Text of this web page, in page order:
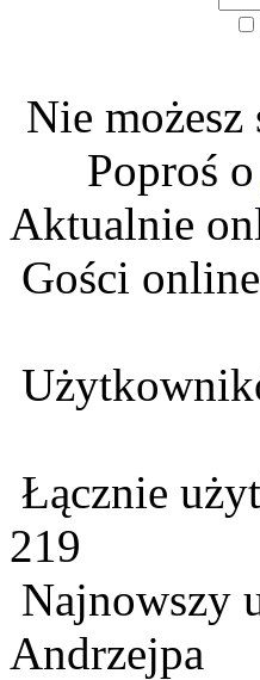
Nie możesz
Poproś o
Aktualnie
Gości
Łącznie
219
Najnowszy
Andrzejpa